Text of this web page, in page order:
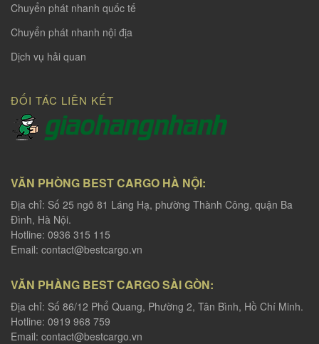
Chuyển phát nhanh quốc tế
Chuyển phát nhanh nội địa
Dịch vụ hải quan
ĐỐI TÁC LIÊN KẾT
VĂN PHÒNG BEST CARGO HÀ NỘI:
Địa chỉ: Số 25 ngõ 81 Láng Hạ, phường Thành Công, quận Ba
Đình, Hà Nội.
Hotline: 0936 315 115
Email: contact@bestcargo.vn
VĂN PHÀNG BEST CARGO SÀI GÒN:
Địa chỉ: Số 86/12 Phổ Quang, Phường 2, Tân Bình, Hồ Chí Minh.
Hotline: 0919 968 759
Email: contact@bestcargo.vn